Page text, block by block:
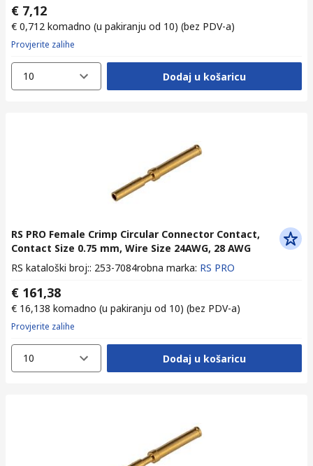
€ 7,12
€ 0,712 komadno (u pakiranju od 10) (bez PDV-a)
Provjerite zalihe
10 Dodaj u košaricu
RS PRO Female Crimp Circular Connector Contact,
Contact Size 0.75 mm, Wire Size 24AWG, 28 AWG
RS kataloški broj:: 253-7084robna marka: RS PRO
€ 161,38
€ 16,138 komadno (u pakiranju od 10) (bez PDV-a)
Provjerite zalihe
10 Dodaj u košaricu